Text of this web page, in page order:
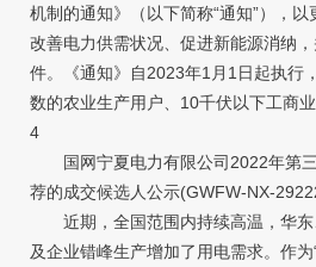
机制的通知》（以下简称“通知”），以
改善电力供需状况、促进新能源消纳
件。《通知》自2023年1月1日起执行
数的农业生产用户、10千伏以下工商
4
国网宁夏电力有限公司2022年第三
荐的成交候选人公示(GWFW-NX-
近期，全国范围内持续高温，华东
及企业错峰生产增加了用电需求。作为